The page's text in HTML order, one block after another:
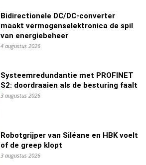
Bidirectionele DC/DC-converter
maakt vermogenselektronica de spil
van energiebeheer
4 augustus 2026
Systeemredundantie met PROFINET
S2: doordraaien als de besturing faalt
3 augustus 2026
Robotgrijper van Siléane en HBK voelt
of de greep klopt
3 augustus 2026